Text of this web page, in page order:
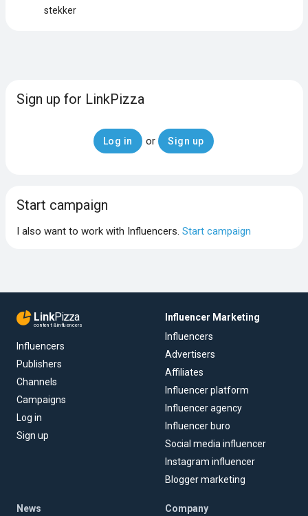
stekker
Sign up for LinkPizza
Log in or Sign up
Start campaign
I also want to work with Influencers. Start campaign
LinkPizza
content & influencers
Influencers
Publishers
Channels
Campaigns
Log in
Sign up
Influencer Marketing
Influencers
Advertisers
Affiliates
Influencer platform
Influencer agency
Influencer buro
Social media influencer
Instagram influencer
Blogger marketing
News Company